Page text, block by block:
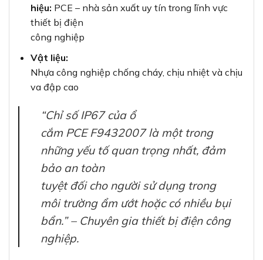
hiệu: PCE – nhà sản xuất uy tín trong lĩnh vực
thiết bị điện
công nghiệp
Vật liệu:
Nhựa công nghiệp chống cháy, chịu nhiệt và chịu
va đập cao
“Chỉ số IP67 của ổ
cắm PCE F9432007 là một trong
những yếu tố quan trọng nhất, đảm
bảo an toàn
tuyệt đối cho người sử dụng trong
môi trường ẩm ướt hoặc có nhiều bụi
bẩn.” – Chuyên gia thiết bị điện công
nghiệp.